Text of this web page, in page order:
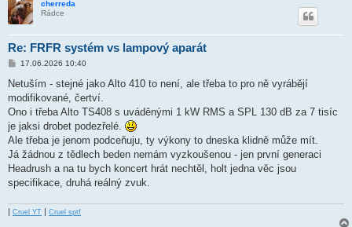
cherreda
Rádce
Re: FRFR systém vs lampový aparát
P
í
p
ě
e
k
17.06.2026 10:40
Netuším - stejné jako Alto 410 to není, ale třeba to pro ně vyrábějí
modifikované, čertví.
Ono i třeba Alto TS408 s uváděnými 1 kW RMS a SPL 130 dB za 7 tisíc
je jaksi drobet podezřelé.
Ale třeba je jenom podceňuju, ty výkony to dneska klidně může mít.
Já žádnou z tědlech beden nemám vyzkoušenou - jen první generaci
Headrush a na tu bych koncert hrát nechtěl, holt jedna věc jsou
specifikace, druhá reálný zvuk.
Cruel YT Cruel sptf